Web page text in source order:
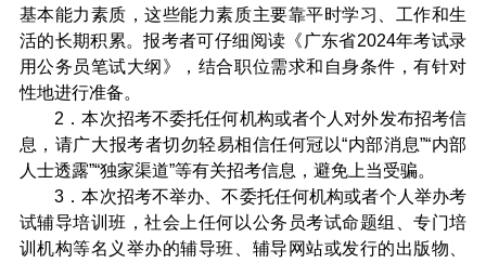
基本能力素质，这些能力素质主要靠平时学习、工作和生
活的长期积累。报考者可仔细阅读《广东省2024年考试录
用公务员笔试大纲》，结合职位需求和自身条件，有针对
性地进行准备。
2．本次招考不委托任何机构或者个人对外发布招考信
息，请广大报考者切勿轻易相信任何冠以“内部消息”“内部
人士透露”“独家渠道”等有关招考信息，避免上当受骗。
3．本次招考不举办、不委托任何机构或者个人举办考
试辅导培训班，社会上任何以公务员考试命题组、专门培
训机构等名义举办的辅导班、辅导网站或发行的出版物、